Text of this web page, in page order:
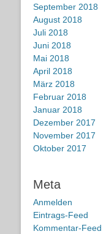
September 2018
August 2018
Juli 2018
Juni 2018
Mai 2018
April 2018
März 2018
Februar 2018
Januar 2018
Dezember 2017
November 2017
Oktober 2017
Meta
Anmelden
Eintrags-Feed
Kommentar-Feed